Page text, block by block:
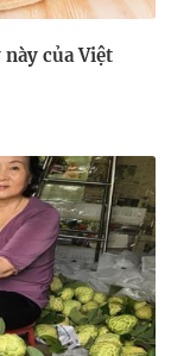
của Việt